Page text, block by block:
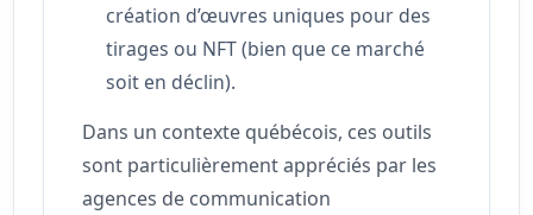
création d’œuvres uniques pour des
tirages ou NFT (bien que ce marché
soit en déclin).
Dans un contexte québécois, ces outils
sont particulièrement appréciés par les
agences de communication